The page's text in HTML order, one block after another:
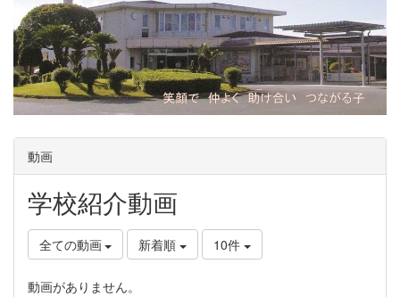
動画
学校紹介動画
全ての動画 新着順 10件
動画がありません。